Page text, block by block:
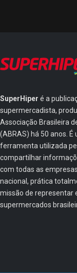
SuperHiper é a
supermercadista,
Associação Brasileira
(ABRAS) há 50 anos.
ferramenta utilizada
compartilhar
com todas as
nacional, prática
missão de representar
supermercados